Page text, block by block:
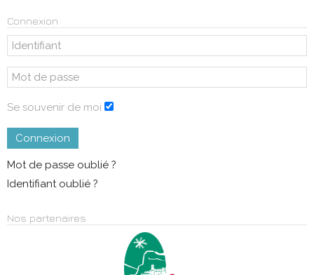
Connexion
Se souvenir de moi
Connexion
Mot de passe oublié ?
Identifiant oublié ?
Nos partenaires